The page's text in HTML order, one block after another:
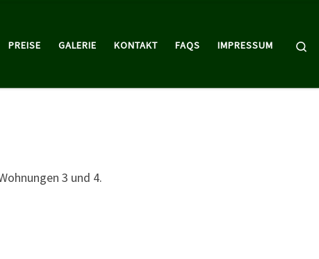
PREISE GALERIE KONTAKT FAQS IMPRESSUM
3 und 4.